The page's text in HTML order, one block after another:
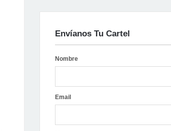
Envíanos Tu Cartel
Nombre
Email